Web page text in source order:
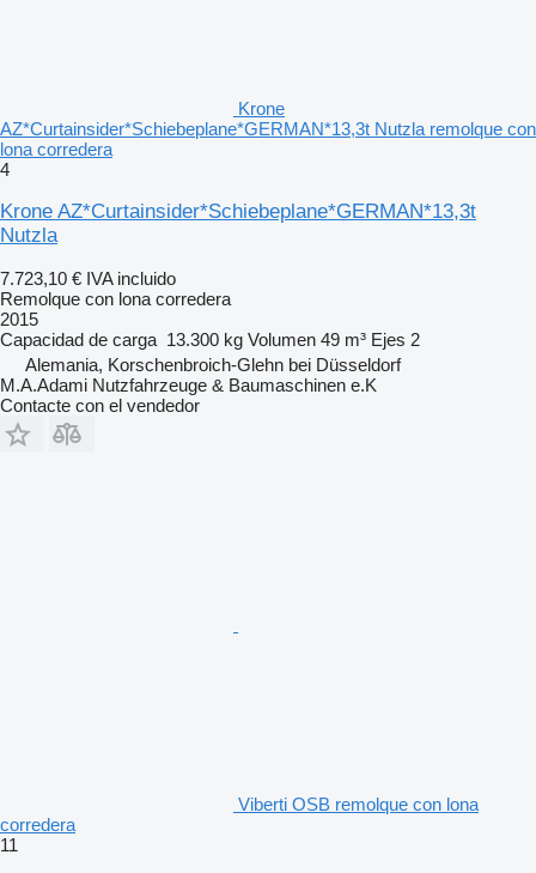
Krone
AZ*Curtainsider*Schiebeplane*GERMAN*13,3t Nutzla remolque con
lona corredera
4
Krone AZ*Curtainsider*Schiebeplane*GERMAN*13,3t
Nutzla
7.723,10 € IVA incluido
Remolque con lona corredera
2015
Capacidad de carga 13.300 kg Volumen 49 m³ Ejes 2
Alemania, Korschenbroich-Glehn bei Düsseldorf
M.A.Adami Nutzfahrzeuge & Baumaschinen e.K
Contacte con el vendedor
Viberti OSB remolque con lona
corredera
11